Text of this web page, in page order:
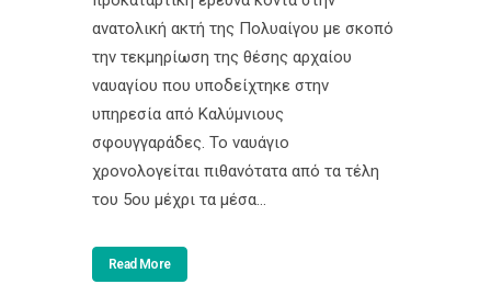
ανατολική ακτή της Πολυαίγου με σκοπό
την τεκμηρίωση της θέσης αρχαίου
ναυαγίου που υποδείχτηκε στην
υπηρεσία από Καλύμνιους
σφουγγαράδες. Το ναυάγιο
χρονολογείται πιθανότατα από τα τέλη
του 5ου μέχρι τα μέσα...
Read More